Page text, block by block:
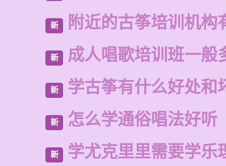
新 附近的古筝培训机构
新 成人唱歌培训班一般
新 学古筝有什么好处和
新 怎么学通俗唱法好听
新 学尤克里里需要学乐